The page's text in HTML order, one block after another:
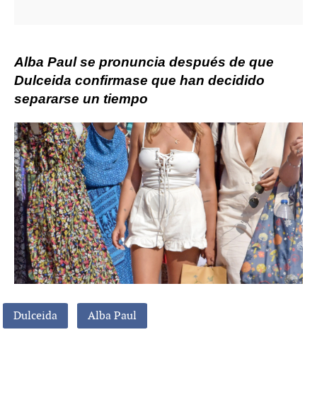
Alba Paul se pronuncia después de que
Dulceida confirmase que han decidido
separarse un tiempo
Dulceida Alba Paul